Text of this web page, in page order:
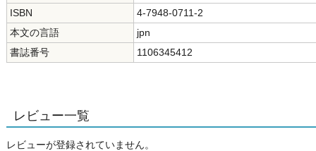
ISBN
4-7948-0711-2
本文の言語
jpn
書誌番号
1106345412
レビュー一覧
レビューが登録されていません。